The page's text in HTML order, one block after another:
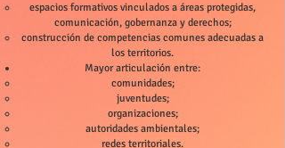
espacios formativos vinculados a áreas protegidas,
comunicación, gobernanza y derechos;
construcción de competencias comunes adecuadas a
los territorios.
Mayor articulación entre:
comunidades;
juventudes;
organizaciones;
autoridades ambientales;
redes territoriales.